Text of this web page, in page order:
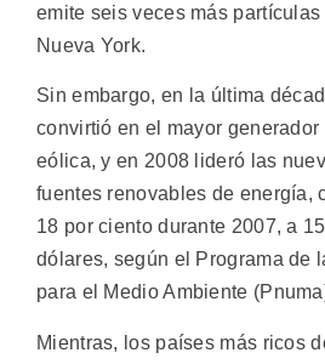
emite seis veces más
Nueva York.
Sin embargo, en la última
convirtió en el mayor
eólica, y en 2008 lideró las
fuentes renovables de energía,
18 por ciento durante 2007, a
dólares, según el Programa de
para el Medio Ambiente
Mientras, los países más ricos